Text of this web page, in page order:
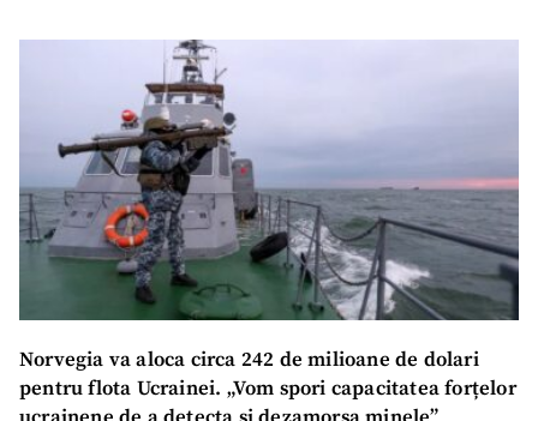
Norvegia va aloca circa 242 de milioane de dolari
pentru flota Ucrainei. „Vom spori capacitatea forțelor